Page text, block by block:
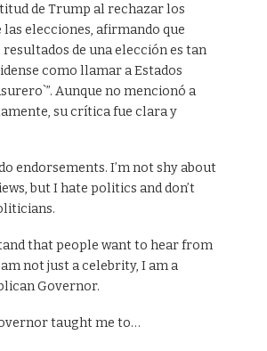
de Trump al rechazar los
las elecciones, afirmando que
resultados de una elección es tan
como llamar a Estados
Aunque no mencionó a
su crítica fue clara y
endorsements. I’m not shy about
but I hate politics and don’t
that people want to hear from
not just a celebrity, I am a
Governor.
taught me to…